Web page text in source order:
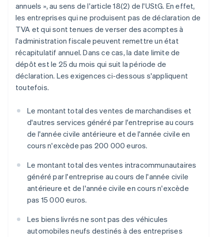
annuels », au sens de l'article 18(2) de l'UStG. En effet,
les entreprises qui ne produisent pas de déclaration de
TVA et qui sont tenues de verser des acomptes à
l'administration fiscale peuvent remettre un état
récapitulatif annuel. Dans ce cas, la date limite de
dépôt est le 25 du mois qui suit la période de
déclaration. Les exigences ci-dessous s'appliquent
toutefois.
Le montant total des ventes de marchandises et
d'autres services généré par l'entreprise au cours
de l'année civile antérieure et de l'année civile en
cours n'excède pas 200 000 euros.
Le montant total des ventes intracommunautaires
généré par l'entreprise au cours de l'année civile
antérieure et de l'année civile en cours n'excède
pas 15 000 euros.
Les biens livrés ne sont pas des véhicules
automobiles neufs destinés à des entreprises